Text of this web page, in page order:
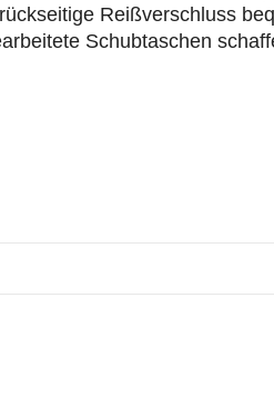
Reißverschluss
Schubtaschen